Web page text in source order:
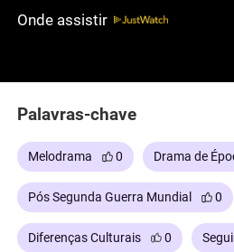
futuro e redefinirá sua
Onde assistir
Palavras-chave
Melodrama 0 Drama de
Pós Segunda Guerra Mundial 0
Diferenças Culturais 0